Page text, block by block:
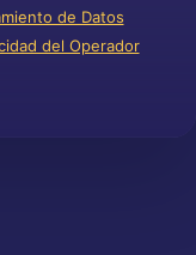
de Datos
del Operador